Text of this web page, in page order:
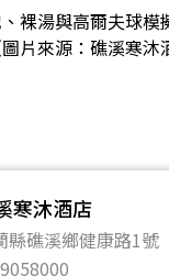
裸湯與高爾夫球模
片來源：礁溪寒沐
寒沐酒店
縣礁溪鄉健康路1號